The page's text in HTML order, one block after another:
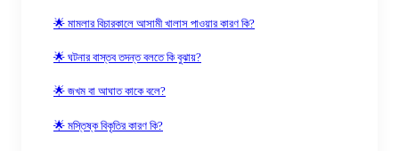
🌟 মামলার বিচারকালে আসামী খালাস পাওয়ার কারণ কি?
🌟 ঘটনার বাস্তব তদন্ত বলতে কি বুঝায়?
🌟 জখম বা আঘাত কাকে বলে?
🌟 মস্তিষ্ক বিকৃতির কারণ কি?